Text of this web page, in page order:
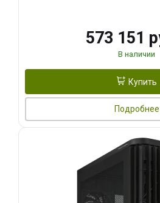
573 151
В наличии
Купить
Подробнее